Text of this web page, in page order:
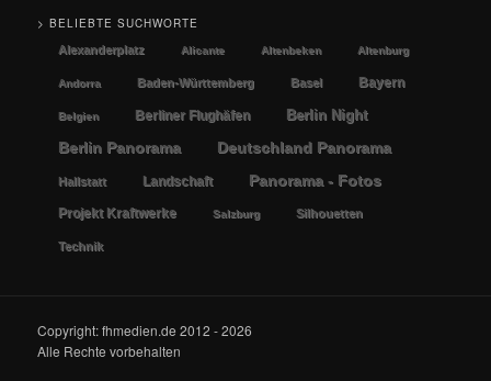
> BELIEBTE SUCHWORTE
Alexanderplatz Alicante Altenbeken Altenburg
Andorra Baden-Württemberg Basel Bayern
Belgien Berliner Flughäfen
Berlin Night
Berlin Panorama
Deutschland Panorama
Hallstatt Landschaft Panorama - Fotos
Projekt Kraftwerke Salzburg Silhouetten
Technik
Copyright: fhmedien.de 2012 - 2026
Alle Rechte vorbehalten